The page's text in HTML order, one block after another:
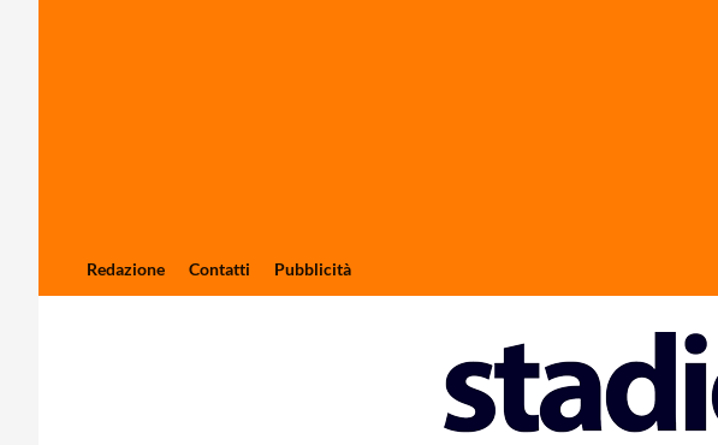
Redazione Contatti Pubblicità